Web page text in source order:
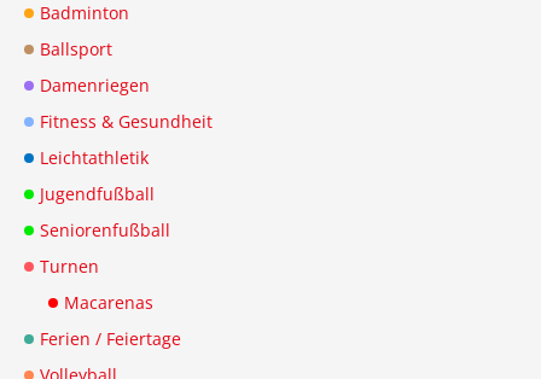
Badminton
Ballsport
Damenriegen
Fitness & Gesundheit
Leichtathletik
Jugendfußball
Seniorenfußball
Turnen
Macarenas
Ferien / Feiertage